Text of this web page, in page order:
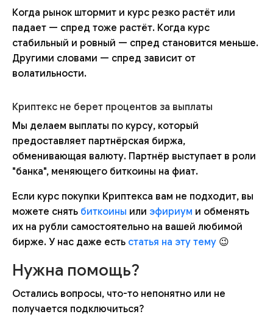
Когда рынок штормит и курс резко растёт или
падает — спред тоже растёт. Когда курс
стабильный и ровный — спред становится меньше.
Другими словами — спред зависит от
волатильности.
Криптекс не берет процентов за выплаты
Мы делаем выплаты по курсу, который
предоставляет партнёрская биржа,
обменивающая валюту. Партнёр выступает в роли
"банка", меняющего биткоины на фиат.
Если курс покупки Криптекса вам не подходит, вы
можете снять биткоины или эфириум и обменять
их на рубли самостоятельно на вашей любимой
бирже. У нас даже есть статья на эту тему 😉
Нужна помощь?
Остались вопросы, что-то непонятно или не
получается подключиться?